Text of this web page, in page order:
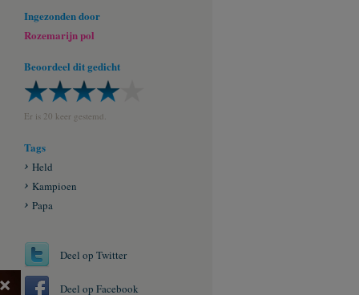
Ingezonden door
Rozemarijn pol
Beoordeel dit gedicht
Er is 20 keer gestemd.
Tags
Held
Kampioen
Papa
Deel op Twitter
Deel op Facebook